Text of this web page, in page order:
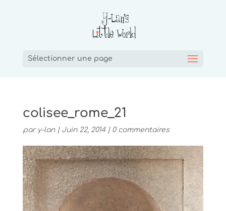
Sélectionner une page
colisee_rome_21
par y-lan| Juin 22, 2014| 0 commentaires